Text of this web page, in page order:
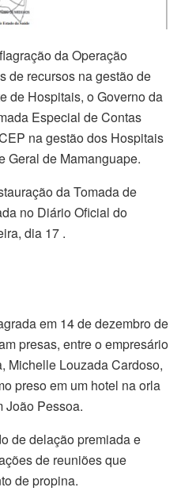
da Operação
de recursos na gestão de
de Hospitais, o Governo da
Especial de Contas
na gestão dos Hospitais
Geral de Mamanguape.
da Tomada de
no Diário Oficial do
dia 17 .
em 14 de dezembro de
presas, entre o empresário
Michelle Louzada Cardoso,
preso em um hotel na orla
João Pessoa.
de delação premiada e
de reuniões que
de propina.